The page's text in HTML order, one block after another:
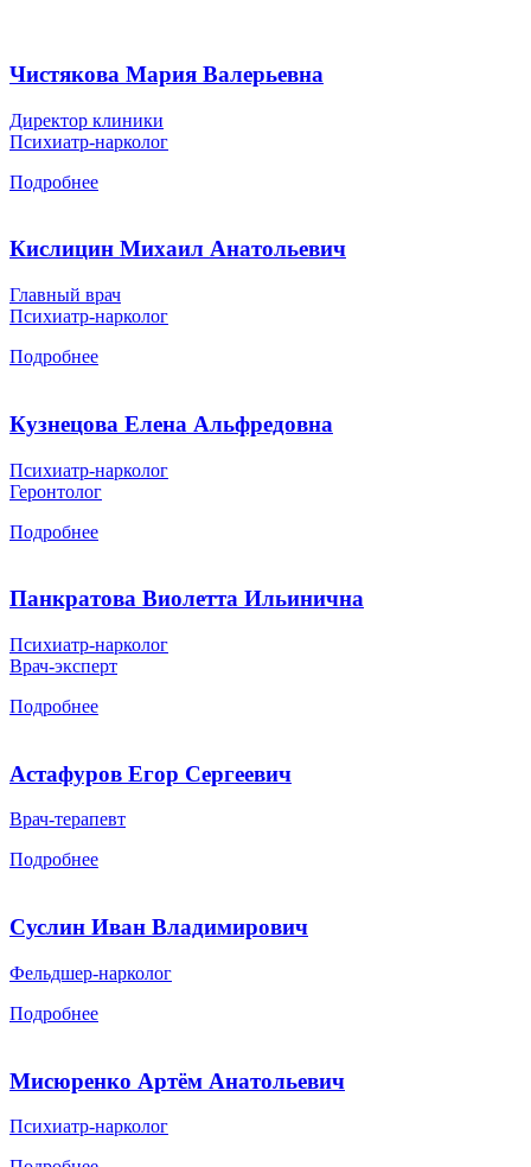
Чистякова Мария Валерьевна
Директор клиники
Психиатр-нарколог
Подробнее
Кислицин Михаил Анатольевич
Главный врач
Психиатр-нарколог
Подробнее
Кузнецова Елена Альфредовна
Психиатр-нарколог
Геронтолог
Подробнее
Панкратова Виолетта Ильинична
Психиатр-нарколог
Врач-эксперт
Подробнее
Астафуров Егор Сергеевич
Врач-терапевт
Подробнее
Суслин Иван Владимирович
Фельдшер-нарколог
Подробнее
Мисюренко Артём Анатольевич
Психиатр-нарколог